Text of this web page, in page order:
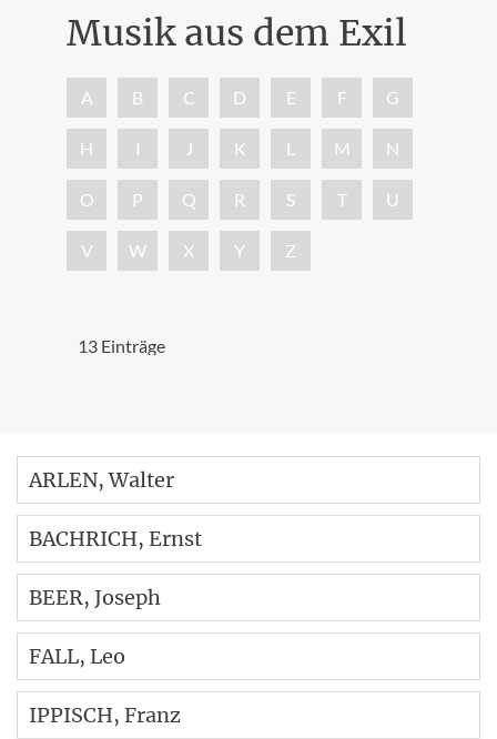
Musik aus dem Exil
A B C D E F G
H I J K L M N
O P Q R S T U
V W X Y Z
13 Einträge
ARLEN, Walter
BACHRICH, Ernst
BEER, Joseph
FALL, Leo
IPPISCH, Franz